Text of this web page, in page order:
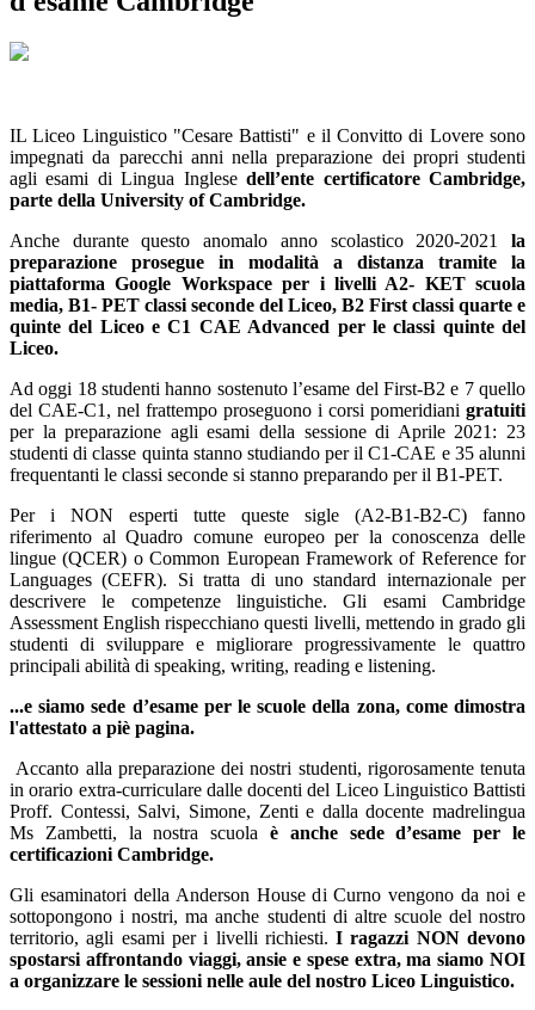
IL Liceo Linguistico "Cesare Battisti" e il Convitto di Lovere sono
impegnati da parecchi anni nella preparazione dei propri studenti
agli esami di Lingua Inglesedell’ente certificatore Cambridge,
parte della University of Cambridge.
Anche durante questo anomalo anno scolastico 2020-2021 la
preparazione prosegue in modalità a distanza tramite la
piattaforma Google Workspace per i livelli A2- KET scuola
media, B1- PET classi seconde del Liceo, B2 First classi quarte e
quinte del Liceo e C1 CAE Advanced per le classi quinte del
Liceo.
Ad oggi 18 studenti hanno sostenuto l’esame del First-B2 e 7 quello
del CAE-C1, nel frattempo proseguono i corsi pomeridiani gratuiti
per la preparazione agli esami della sessione di Aprile 2021: 23
studenti di classe quinta stanno studiando per il C1-CAE e 35 alunni
frequentanti le classi seconde si stanno preparando per il B1-PET.
Per i NON esperti tutte queste sigle (A2-B1-B2-C) fanno
riferimento al Quadro comune europeo per la conoscenza delle
lingue (QCER) o Common European Framework of Reference for
Languages (CEFR). Si tratta di uno standard internazionale per
descrivere le competenze linguistiche. Gli esami Cambridge
Assessment English rispecchiano questi livelli, mettendo in grado gli
studenti di sviluppare e migliorare progressivamente le quattro
principali abilità di speaking, writing, reading e listening.
...e siamo sede d’esame per le scuole della zona, come dimostra
l'attestato a piè pagina.
Accanto alla preparazione dei nostri studenti, rigorosamente tenuta
in orario extra-curriculare dalle docenti del Liceo Linguistico Battisti
Proff. Contessi, Salvi, Simone, Zenti e dalla docente madrelingua
Ms Zambetti, la nostra scuola è anche sede d’esame per le
certificazioni Cambridge.
Gli esaminatori della Anderson House di Curno vengono da noi e
sottopongono i nostri, ma anche studenti di altre scuole del nostro
territorio, agli esami per i livelli richiesti.I ragazzi NON devono
spostarsi affrontando viaggi, ansie e spese extra, ma siamo NOI
a organizzare le sessioni nelle aule del nostro Liceo Linguistico.